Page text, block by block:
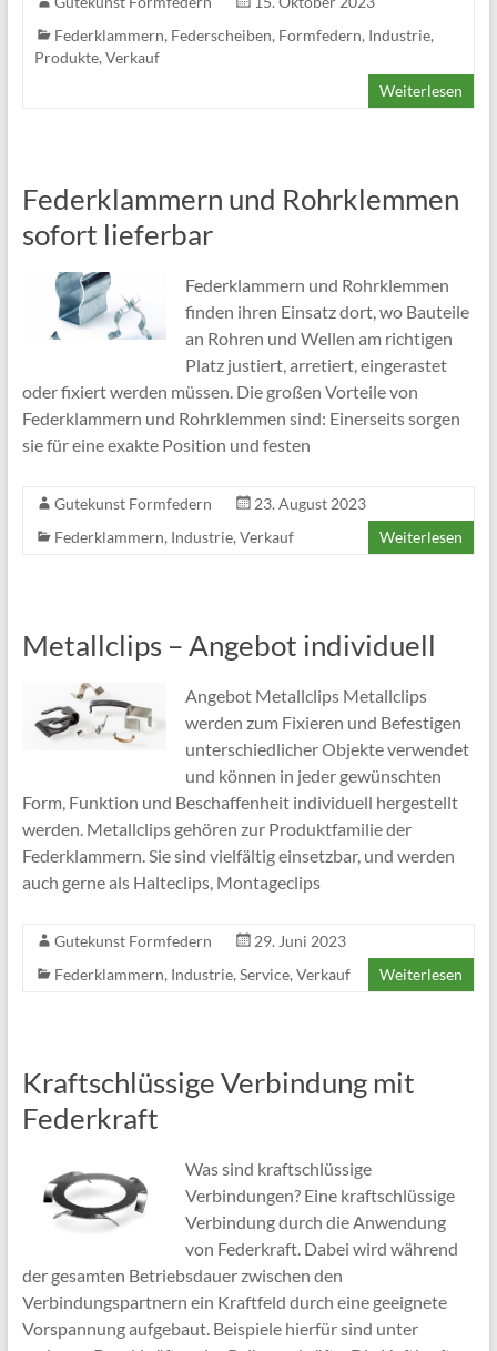
Federklammern, Federscheiben, Formfedern, Industrie,
Produkte, Verkauf
Weiterlesen
Federklammern und Rohrklemmen
sofort lieferbar
Federklammern und Rohrklemmen
finden ihren Einsatz dort, wo Bauteile
an Rohren und Wellen am richtigen
Platz justiert, arretiert, eingerastet
oder fixiert werden müssen. Die großen Vorteile von
Federklammern und Rohrklemmen sind: Einerseits sorgen
sie für eine exakte Position und festen
Gutekunst Formfedern
23. August 2023
Federklammern, Industrie, Verkauf Weiterlesen
Metallclips – Angebot individuell
Angebot Metallclips Metallclips
werden zum Fixieren und Befestigen
unterschiedlicher Objekte verwendet
und können in jeder gewünschten
Form, Funktion und Beschaffenheit individuell hergestellt
werden. Metallclips gehören zur Produktfamilie der
Federklammern. Sie sind vielfältig einsetzbar, und werden
auch gerne als Halteclips, Montageclips
Gutekunst Formfedern
29. Juni 2023
Federklammern, Industrie, Service, Verkauf Weiterlesen
Kraftschlüssige Verbindung mit
Federkraft
Was sind kraftschlüssige
Verbindungen? Eine kraftschlüssige
Verbindung durch die Anwendung
von Federkraft. Dabei wird während
der gesamten Betriebsdauer zwischen den
Verbindungspartnern ein Kraftfeld durch eine geeignete
Vorspannung aufgebaut. Beispiele hierfür sind unter